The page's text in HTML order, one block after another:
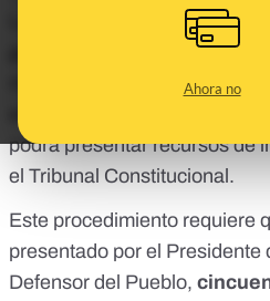
Ahora no
La mejora de resultados de
generales de noviembre
mejoras en cuanto a la
económica del partido, que
podrá presentar recursos de
el Tribunal Constitucional.
Este procedimiento requiere
presentado por el Presidente
Defensor del Pueblo,